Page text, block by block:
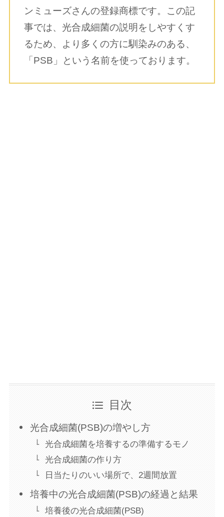
ンミューズさんの登録商標です。この記
事では、光合成細菌の説明をしやすくす
るため、より多くの方に馴染みのある、
「PSB」という名前を使っております。
目次
光合成細菌(PSB)の増やし方
光合成細菌を培養するの準備するモノ
光合成細菌の作り方
日当たりのいい場所で、2週間放置
培養中の光合成細菌(PSB)の経過と結果
培養後の光合成細菌(PSB)